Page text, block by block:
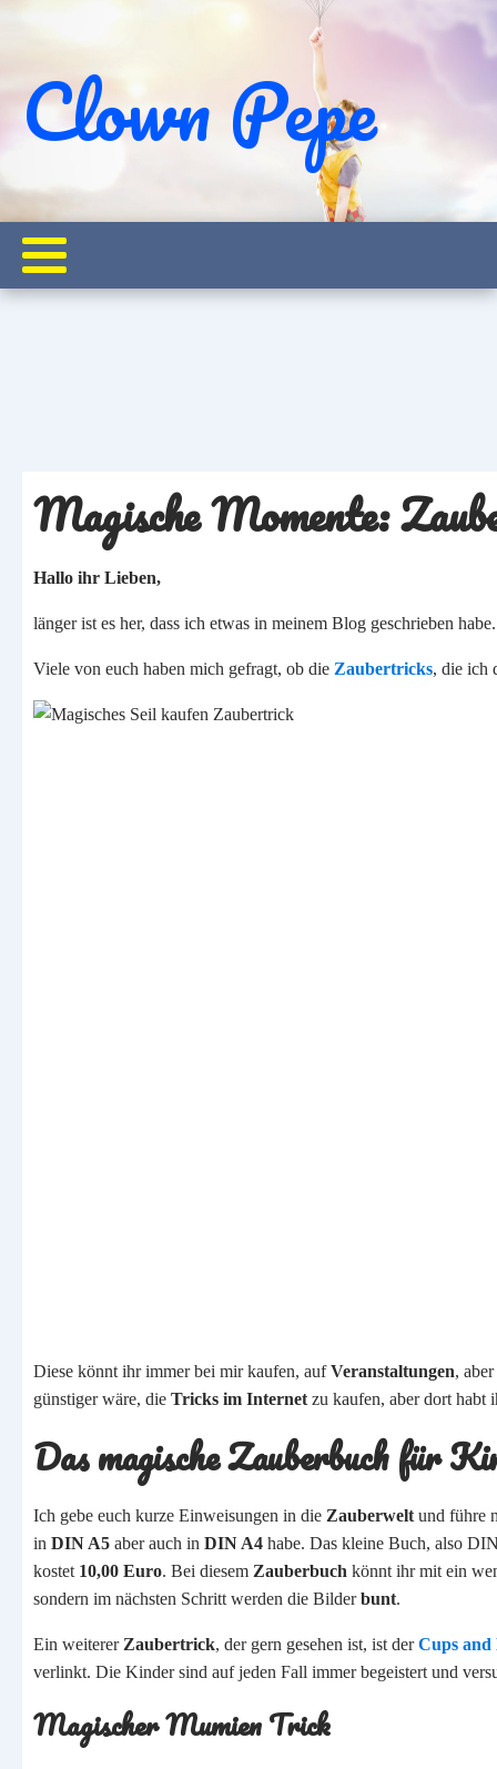
Clown Pepe
Magische Momente:
Hallo ihr Lieben,
länger ist es her, dass ich etwas in meinem Blog geschrieben
Viele von euch haben mich gefragt, ob die Zaubertricks, die ich
Diese könnt ihr immer bei mir kaufen, aufVeranstaltungen,
günstiger wäre, die Tricks im Internet zu kaufen, aber dort habt
Das magische Zauberbuch für
Ich gebe euch kurze Einweisungen in die Zauberwelt und führe
in DIN A5 aber auch in DIN A4 habe. Das kleine Buch, also
kostet 10,00 Euro. Bei diesem Zauberbuch könnt ihr mit ein
sondern im nächsten Schritt werden die Bilderbunt.
Ein weiterer Zaubertrick, der gern gesehen ist, ist derCups and
verlinkt. Die Kinder sind auf jeden Fall immer begeistert und
Magischer Mumien Trick